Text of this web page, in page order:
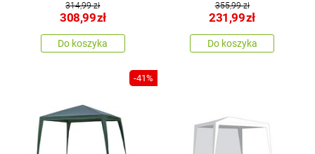
314,99 zł
308,99zł
Do koszyka
355,99 zł
231,99zł
Do koszyka
-41%